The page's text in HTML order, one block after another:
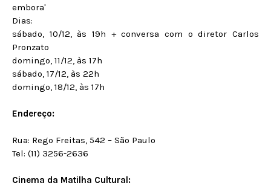
embora'
Dias:
sábado, 10/12, às 19h + conversa com o diretor Carlos
Pronzato
domingo, 11/12, às 17h
sábado, 17/12, às 22h
domingo, 18/12, às 17h
Endereço:
Rua: Rego Freitas, 542 – São Paulo
Tel: (11) 3256-2636
Cinema da Matilha Cultural: